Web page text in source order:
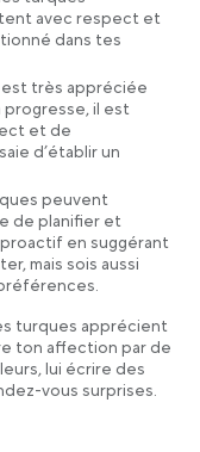
avec respect et
dans tes
est très appréciée
progresse, il est
et de
d’établir un
peuvent
de planifier et
en suggérant
mais sois aussi
turques apprécient
ton affection par de
lui écrire des
vous surprises.